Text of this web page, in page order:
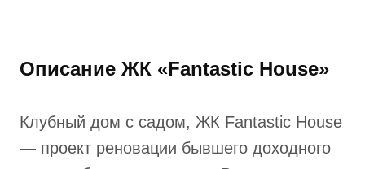
Описание ЖК «Fantastic House»
Клубный дом с садом, ЖК Fantastic House
— проект реновации бывшего доходного